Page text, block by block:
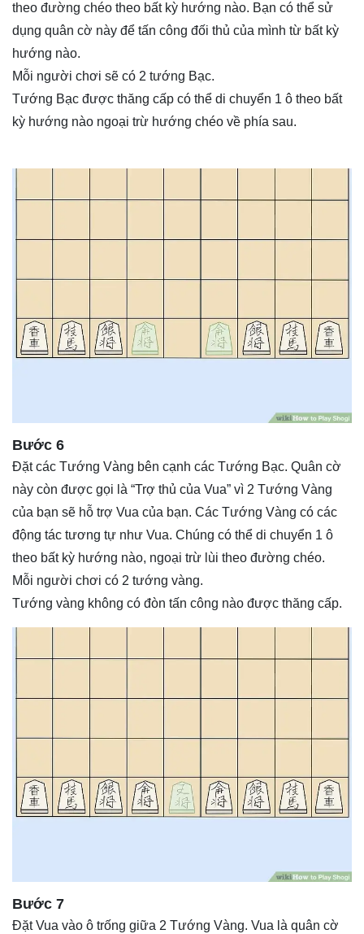
theo đường chéo theo bất kỳ hướng nào. Bạn có thể sử
dụng quân cờ này để tấn công đối thủ của mình từ bất kỳ
hướng nào.
Mỗi người chơi sẽ có 2 tướng Bạc.
Tướng Bạc được thăng cấp có thể di chuyển 1 ô theo bất
kỳ hướng nào ngoại trừ hướng chéo về phía sau.
Bước 6
Đặt các Tướng Vàng bên cạnh các Tướng Bạc. Quân cờ
này còn được gọi là “Trợ thủ của Vua” vì 2 Tướng Vàng
của bạn sẽ hỗ trợ Vua của bạn. Các Tướng Vàng có các
động tác tương tự như Vua. Chúng có thể di chuyển 1 ô
theo bất kỳ hướng nào, ngoại trừ lùi theo đường chéo.
Mỗi người chơi có 2 tướng vàng.
Tướng vàng không có đòn tấn công nào được thăng cấp.
Bước 7
Đặt Vua vào ô trống giữa 2 Tướng Vàng. Vua là quân cờ